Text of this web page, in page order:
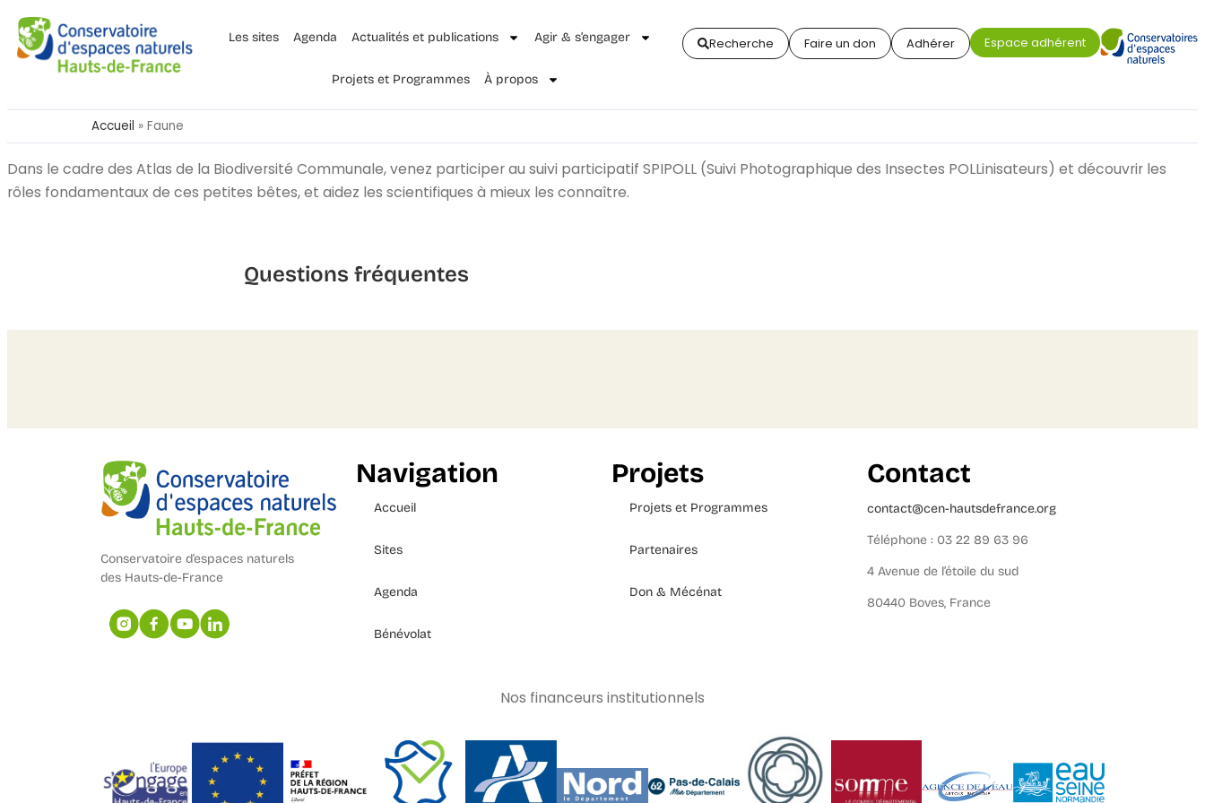
Les sites Agenda Actualités et publications Agir & s’engager
Projets et Programmes À propos
Recherche Faire un don Adhérer Espace adhérent
Accueil » Faune
Dans le cadre des Atlas de la Biodiversité Communale, venez participer au suivi participatif SPIPOLL (Suivi Photographique des Insectes POLLinisateurs) et découvrir les
rôles fondamentaux de ces petites bêtes, et aidez les scientifiques à mieux les connaître.
Questions fréquentes
Conservatoire d’espaces naturels
des Hauts-de-France
Navigation
Accueil
Sites
Agenda
Bénévolat
Projets
Projets et Programmes
Partenaires
Don & Mécénat
Contact
contact@cen-hautsdefrance.org
Téléphone : 03 22 89 63 96
4 Avenue de l’étoile du sud
80440 Boves, France
Nos financeurs institutionnels